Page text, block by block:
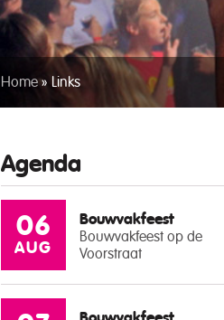
Home» Links
Agenda
06
AUG
Bouwvakfeest
Bouwvakfeest op de
Voorstraat